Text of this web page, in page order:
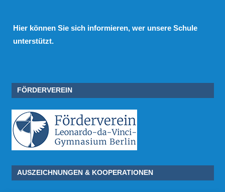
Hier können Sie sich informieren, wer unsere Schule
unterstützt.
FÖRDERVEREIN
AUSZEICHNUNGEN & KOOPERATIONEN